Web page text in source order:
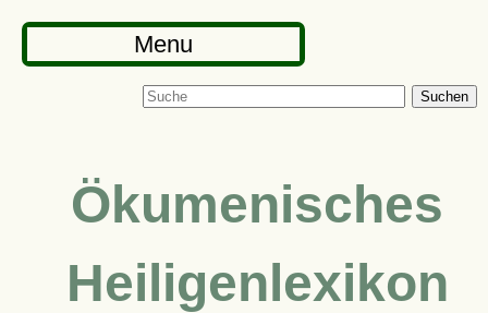
Menu
Suchen
Ökumenisches
Heiligenlexikon